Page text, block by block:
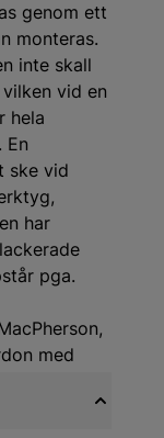
genom ett
monteras.
inte skall
vid en
hela
En
ske vid
har
pga.
med